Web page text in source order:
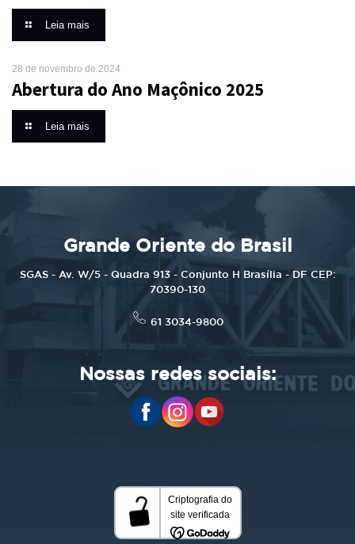
Leia mais
28 de novembro de 2024
Abertura do Ano Maçônico 2025
Leia mais
Grande Oriente do Brasil
SGAS - Av. W/5 - Quadra 913 - Conjunto H Brasília - DF CEP:
70390-130
61 3034-9800
Nossas redes sociais: